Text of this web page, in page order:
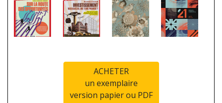
ACHETER
un exemplaire
version papier ou PDF